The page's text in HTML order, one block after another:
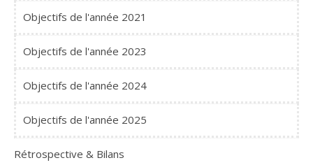
Objectifs de l'année 2021
Objectifs de l'année 2023
Objectifs de l'année 2024
Objectifs de l'année 2025
Rétrospective & Bilans